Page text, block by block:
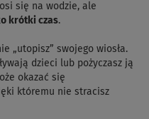
się na wodzie, ale
krótki czas.
„utopisz” swojego wiosła.
dzieci lub pożyczasz ją
okazać się
któremu nie stracisz